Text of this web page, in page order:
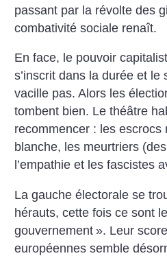
passant par la révolte des
combativité sociale renaît.
En face, le pouvoir
s’inscrit dans la durée et le
vacille pas. Alors les
tombent bien. Le théâtre
recommencer : les escrocs
blanche, les meurtriers
l’empathie et les fascistes
La gauche électorale se
hérauts, cette fois ce sont
gouvernement ». Leur
européennes semble